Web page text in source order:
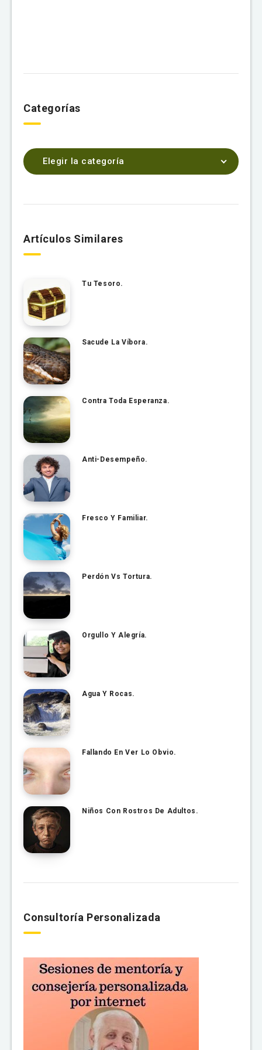
Categorías
Elegir la categoría
Artículos Similares
Tu Tesoro.
Sacude La Víbora.
Contra Toda Esperanza.
Anti-Desempeño.
Fresco Y Familiar.
Perdón Vs Tortura.
Orgullo Y Alegría.
Agua Y Rocas.
Fallando En Ver Lo Obvio.
Niños Con Rostros De Adultos.
Consultoría Personalizada